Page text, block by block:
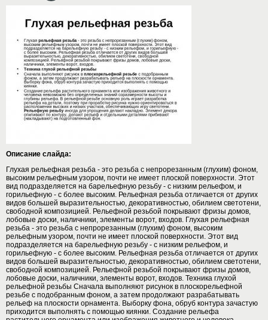
Описание слайда:
Глухая рельефная резьба - это резьба с непрорезанным (глухим) фоном,
высоким рельефным узором, почти не имеет плоской поверхности. Этот
вид подразделяется на барельефную резьбу - с низким рельефом, и
горильефную - с более высоким. Рельефная резьба отличается от других
видов большей выразительностью, декоративностью, обилием светотени,
свободной композицией. Рельефной резьбой покрывают фризы домов,
лобовые доски, наличники, элементы ворот, входов. Глухая рельефная
резьба - это резьба с непрорезанным (глухим) фоном, высоким
рельефным узором, почти не имеет плоской поверхности. Этот вид
подразделяется на барельефную резьбу - с низким рельефом, и
горильефную - с более высоким. Рельефная резьба отличается от других
видов большей выразительностью, декоративностью, обилием светотени,
свободной композицией. Рельефной резьбой покрывают фризы домов,
лобовые доски, наличники, элементы ворот, входов. Техника глухой
рельефной резьбы Сначала выполняют рисунок в плоскорельефной
резьбе с подобранным фоном, а затем продолжают разрабатывать
рельеф на плоскости орнамента. Выборку фона, обруб контура зачастую
приходится выполнять с помощью киянки. Создание рельефа